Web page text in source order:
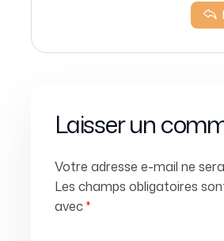
Laisser un
Votre adresse e-mail ne
Les champs obligatoires
avec*